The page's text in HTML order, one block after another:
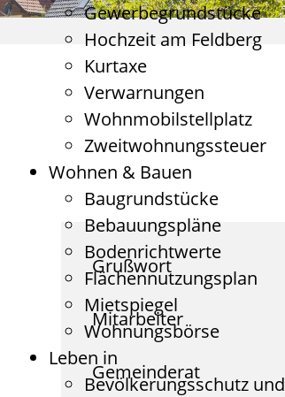
Gewerbegrundstücke
Hochzeit am Feldberg
Kurtaxe
Verwarnungen
Wohnmobilstellplatz
Zweitwohnungssteuer
Wohnen & Bauen
Baugrundstücke
Bebauungspläne
Bodenrichtwerte
Flächennutzungsplan
Mietspiegel
Wohnungsbörse
Leben in
Bevölkerungsschutz und
Grußwort
Mitarbeiter
Gemeinderat